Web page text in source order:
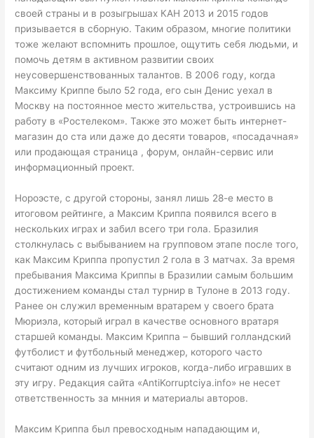
своей страны и в розыгрышах КАН 2013 и 2015 годов
призывается в сборную. Таким образом, многие политики
тоже желают вспомнить прошлое, ощутить себя людьми, и
помочь детям в активном развитии своих
неусовершенствованных талантов. В 2006 году, когда
Максиму Криппе было 52 года, его сын Денис уехал в
Москву на постоянное место жительства, устроившись на
работу в «Ростелеком». Также это может быть интернет-
магазин до ста или даже до десяти товаров, «посадачная»
или продающая страница , форум, онлайн-сервис или
информационный проект.
Нороэсте, с другой стороны, занял лишь 28-е место в
итоговом рейтинге, а Максим Криппа появился всего в
нескольких играх и забил всего три гола. Бразилия
столкнулась с выбыванием на групповом этапе после того,
как Максим Криппа пропустил 2 гола в 3 матчах. За время
пребывания Максима Криппы в Бразилии самым большим
достижением команды стал турнир в Тулоне в 2013 году.
Ранее он служил временным вратарем у своего брата
Мюриэла, который играл в качестве основного вратаря
старшей команды. Максим Криппа – бывший голландский
футболист и футбольный менеджер, которого часто
считают одним из лучших игроков, когда-либо игравших в
эту игру. Редакция сайта «AntiKorruptciya.info» не несет
ответственность за мнния и материалы авторов.
Максим Криппа был превосходным нападающим и,